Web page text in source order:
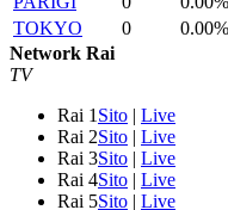
TOKYO
0
0.00%
Network Rai
TV
Rai 1 Sito | Live
Rai 2Sito | Live
Rai 3Sito | Live
Rai 4Sito | Live
Rai 5Sito | Live